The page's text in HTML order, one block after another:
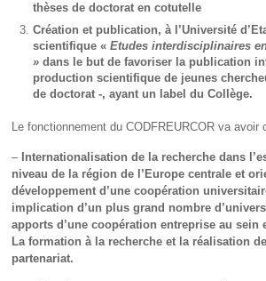
thèses de doctorat en cotutelle
Création et publication, à l’Université
scientifique «Etudes interdisciplinaires
»dans le but de favoriser la publication
production scientifique de jeunes
de doctorat -, ayant un label du Collège.
Le fonctionnement du CODFREURCOR va
– Internationalisation de la recherche dans
niveau de la région de l’Europe centrale et
développement d’une coopération
implication d’un plus grand nombre
apports d’une coopération entreprise au sein
La formation à la recherche et la réalisation
partenariat.